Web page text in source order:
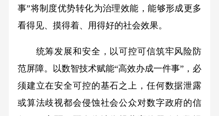
事”将制度优势转化为治理效能，能够形成更多
看得见、摸得着、用得好的社会效果。
统筹发展和安全，以可控可信筑牢风险防
范屏障。以数智技术赋能“高效办成一件事”，必
须建立在安全可控的基石之上，任何数据泄露
或算法歧视都会侵蚀社会公众对数字政府的信